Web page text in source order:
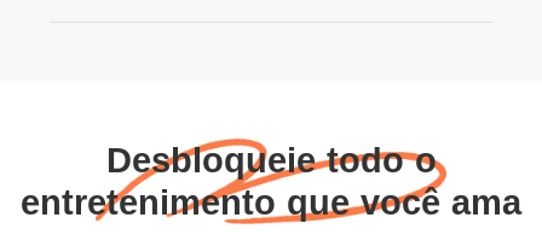
Desbloqueie todo o
entretenimento que você ama